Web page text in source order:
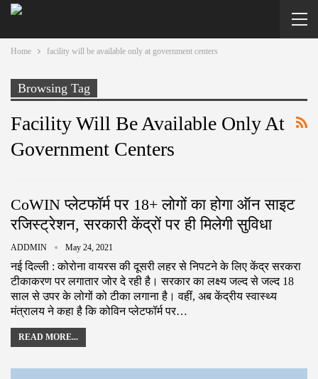
Home facility will be available only at government centers
Browsing Tag
Facility Will Be Available Only At
Government Centers
CoWIN प्लेटफॉर्म पर 18+ लोगों का होगा ऑन साइट
रजिस्ट्रेशन, सरकारी केंद्रों पर ही मिलेगी सुविधा
ADDMIN May 24, 2021
नई दिल्ली : कोरोना वायरस की दूसरी लहर से निपटने के लिए केंद्र सरकरा
टीकाकरण पर लगातार जोर दे रही है। सरकार का लक्ष्य जल्द से जल्द 18
साल से उपर के लोगों को टीका लगाना है। वहीं, अब केंद्रीय स्वास्थ्य
मंत्रालय ने कहा है कि कोविन प्लेटफॉर्म पर…
READ MORE...